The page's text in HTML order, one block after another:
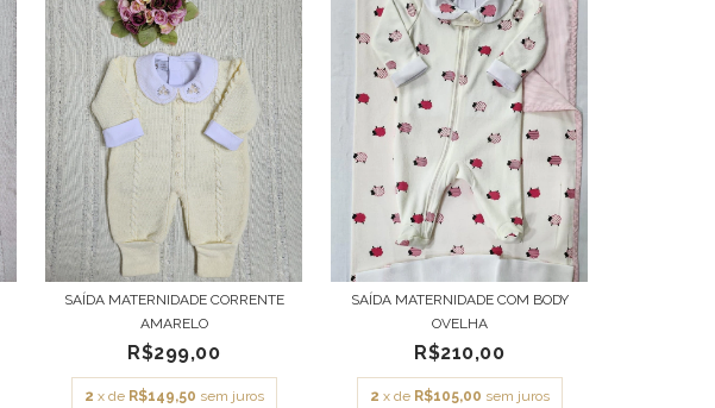
SAÍDA MATERNIDADE CORRENTE
AMARELO
R$299,00
2 x de R$149,50 sem juros
SAÍDA MATERNIDADE COM BODY
OVELHA
R$210,00
2 x de R$105,00 sem juros